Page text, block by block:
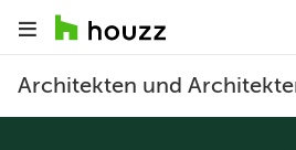
Architekten und